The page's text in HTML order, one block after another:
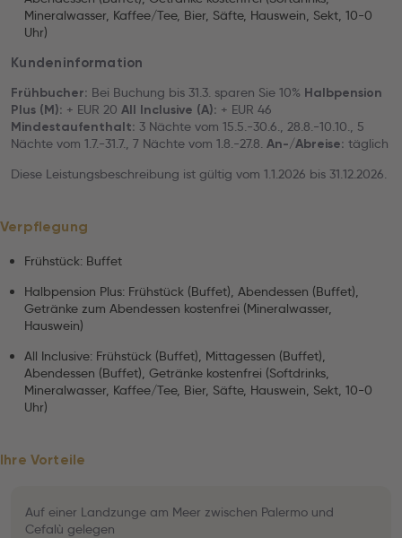
Mineralwasser, Kaffee/Tee, Bier, Säfte, Hauswein, Sekt, 10-0
Uhr)
Kundeninformation
Frühbucher: Bei Buchung bis 31.3. sparen Sie 10% Halbpension
Plus (M): + EUR 20 All Inclusive (A): + EUR 46
Mindestaufenthalt: 3 Nächte vom 15.5.-30.6., 28.8.-10.10., 5
Nächte vom 1.7.-31.7., 7 Nächte vom 1.8.-27.8. An-/Abreise: täglich
Diese Leistungsbeschreibung ist gültig vom 1.1.2026 bis 31.12.2026.
Verpflegung
Frühstück: Buffet
Halbpension Plus: Frühstück (Buffet), Abendessen (Buffet),
Getränke zum Abendessen kostenfrei (Mineralwasser,
Hauswein)
All Inclusive: Frühstück (Buffet), Mittagessen (Buffet),
Abendessen (Buffet), Getränke kostenfrei (Softdrinks,
Mineralwasser, Kaffee/Tee, Bier, Säfte, Hauswein, Sekt, 10-0
Uhr)
Ihre Vorteile
Auf einer Landzunge am Meer zwischen Palermo und
Cefalù gelegen